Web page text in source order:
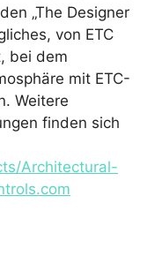
„The Designer
von ETC
bei dem
mit ETC-
Weitere
finden sich
Architectural-